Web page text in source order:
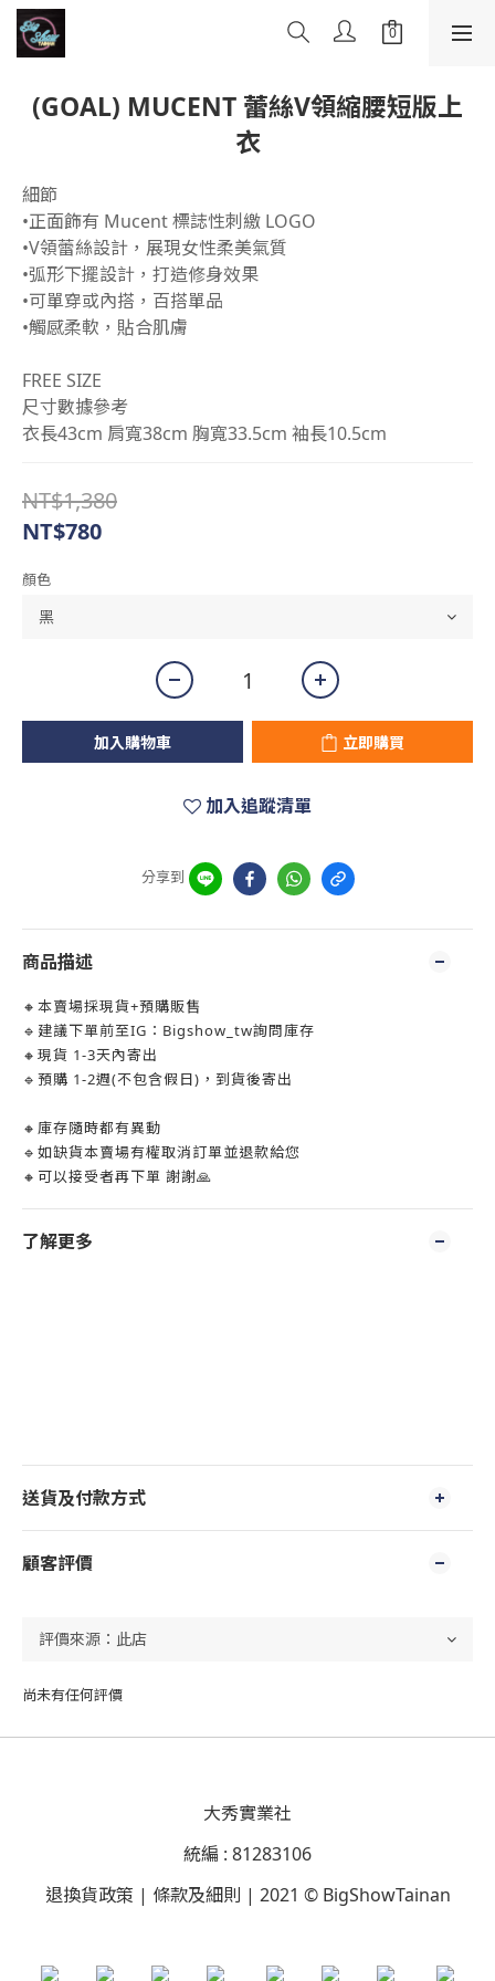
(GOAL) MUCENT 蕾絲V領縮腰短版上
衣
細節
•正面飾有 Mucent 標誌性刺繳 LOGO
•V領蕾絲設計，展現女性柔美氣質
•弧形下擺設計，打造修身效果
•可單穿或內搭，百搭單品
•觸感柔軟，貼合肌膚
FREE SIZE
尺寸數據參考
衣長43cm 肩寬38cm 胸寬33.5cm 袖長10.5cm
NT$1,380
NT$780
顏色
加入購物車 立即購買
加入追蹤清單
分享到
商品描述
🔸本賣場採現貨+預購販售
🔹建議下單前至IG：Bigshow_tw詢問庫存
🔸現貨 1-3天內寄出
🔹預購 1-2週(不包含假日)，到貨後寄出
🔸庫存隨時都有異動
🔹如缺貨本賣場有權取消訂單並退款給您
🔸可以接受者再下單 謝謝🙏
了解更多
送貨及付款方式
顧客評價
尚未有任何評價
大秀實業社
統編 : 81283106
退換貨政策 | 條款及細則 | 2021 © BigShowTainan